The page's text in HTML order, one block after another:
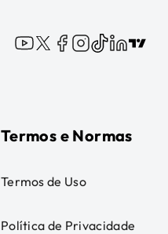
Termos e Normas
Termos de Uso
Política de Privacidade